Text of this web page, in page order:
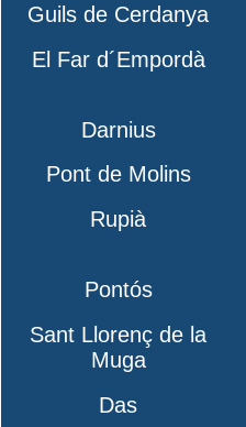
Guils de Cerdanya
El Far d´Empordà
Darnius
Pont de Molins
Rupià
Pontós
Sant Llorenç de la
Muga
Das